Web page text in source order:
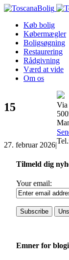
Køb bolig
Købermægler
Boligsøgning
Restaurering
Rådgivning
Værd at vide
Om os
15
27. februar 2026|
Tilmeld dig
Your email:
Emner for
Via